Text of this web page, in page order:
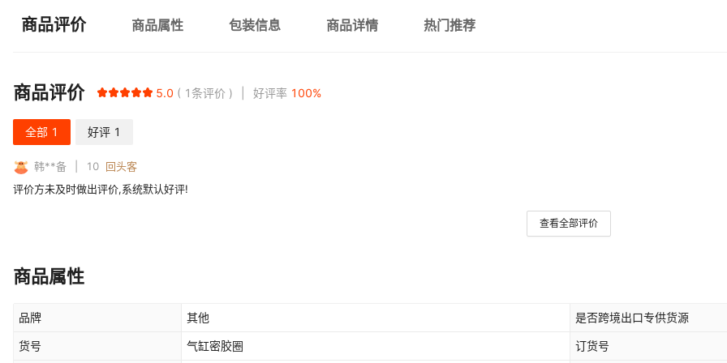
商品评价 商品属性 包装信息 商品详情 热门推荐
商品评价 5.0 1条评价 好评率 100%
全部 1 好评 1
韩**备 10 回头客
评价方未及时做出评价,系统默认好评!
查看全部评价
商品属性
品牌 其他 是否跨境出口专供货源
货号 气缸密胶圈 订货号